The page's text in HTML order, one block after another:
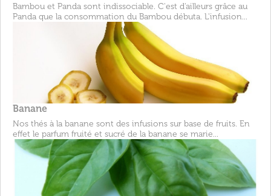
Bambou et Panda sont indissociable. C'est d'ailleurs grâce au
Panda que la consommation du Bambou débuta. L'infusion...
Banane
Nos thés à la banane sont des infusions sur base de fruits. En
effet le parfum fruité et sucré de la banane se marie...